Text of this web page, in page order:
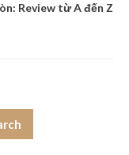
Review từ A đến Z